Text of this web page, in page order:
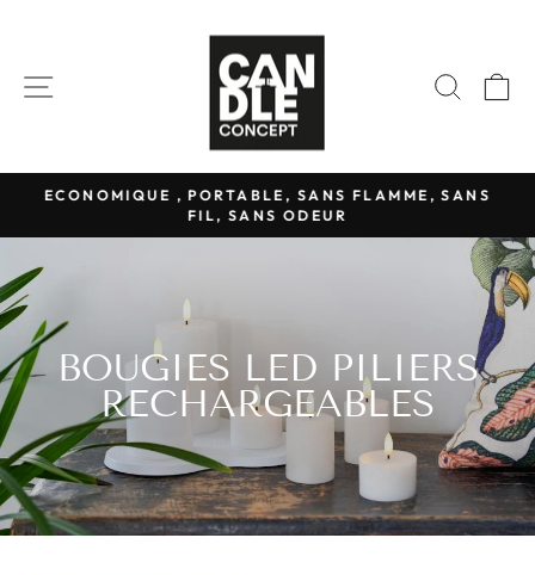
Diaporama
ECONOMIQUE , PORTABLE, SANS FLAMME, SANS
FIL, SANS ODEUR
BOUGIES LED PILIERS
RECHARGEABLES